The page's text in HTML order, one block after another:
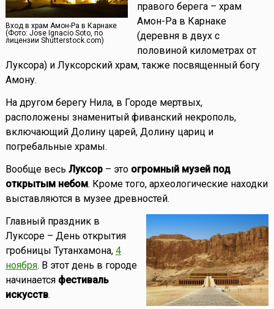
Вход в храм Амон-Ра в Карнаке
(Фото: Jose Ignacio Soto, по
лицензии Shutterstock.com)
правого берега – храм
Амон-Ра в Карнаке
(деревня в двух с
половиной километрах от
Луксора) и Луксорский храм, также посвященный богу
Амону.
На другом берегу Нила, в Городе мертвых,
расположены знаменитый фиванский некрополь,
включающий Долину царей, Долину цариц и
погребальные храмы.
Вообще весь Луксор– это огромный музей под
открытым небом. Кроме того, археологические находки
выставляются в музее древностей.
Главный праздник в
Луксоре – День открытия
гробницы Тутанхамона, 4
ноября. В этот день в городе
начинается фестиваль
искусств.